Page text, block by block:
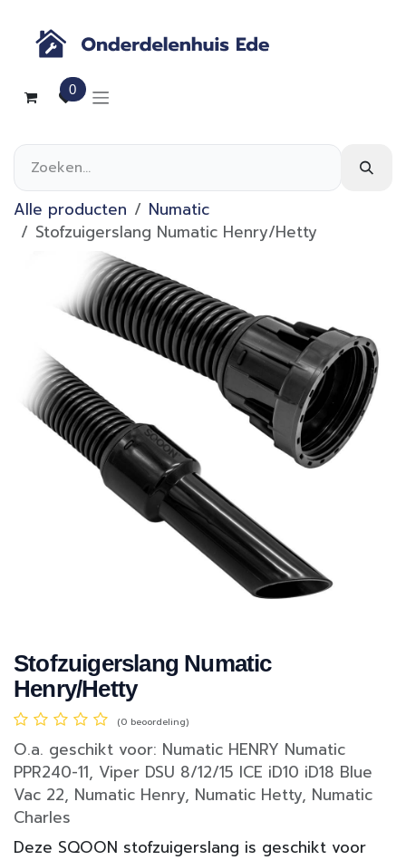
0
Alle producten
Numatic
Stofzuigerslang Numatic Henry/Hetty
Stofzuigerslang Numatic
Henry/Hetty
(0 beoordeling)
O.a. geschikt voor: Numatic HENRY Numatic
PPR240-11, Viper DSU 8/12/15 ICE iD10 iD18 Blue
Vac 22, Numatic Henry, Numatic Hetty, Numatic
Charles
Deze SQOON stofzuigerslang is geschikt voor